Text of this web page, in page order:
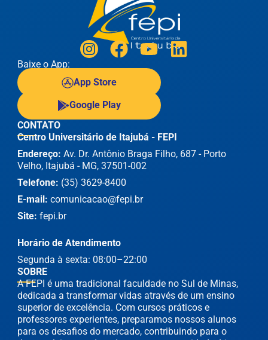
Baixe o App:
App Store
Google Play
SOBRE
A FEPI é uma tradicional faculdade no Sul de Minas,
dedicada a transformar vidas através de um ensino
superior de excelência. Com cursos práticos e
professores experientes, preparamos nossos alunos
para os desafios do mercado, contribuindo para o
CONTATO
Centro Universitário de Itajubá - FEPI
Endereço: Av. Dr. Antônio Braga Filho, 687 - Porto
Velho, Itajubá - MG, 37501-002
Telefone: (35) 3629-8400
E-mail: comunicacao@fepi.br
Site: fepi.br
Horário de Atendimento
Segunda à sexta: 08:00–22:00